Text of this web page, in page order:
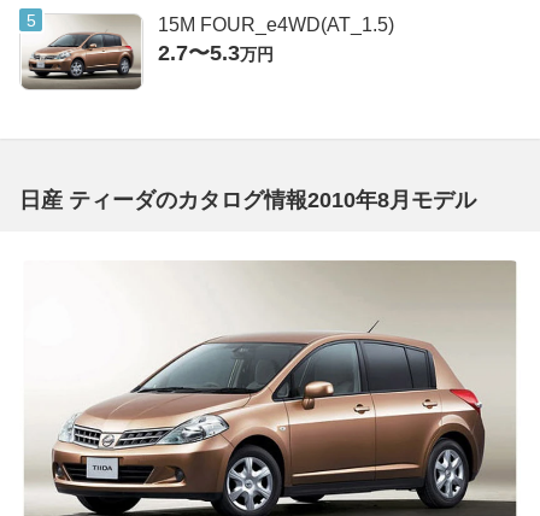
15M FOUR_e4WD(AT_1.5)
2.7〜5.3万円
日産 ティーダのカタログ情報2010年8月モデル